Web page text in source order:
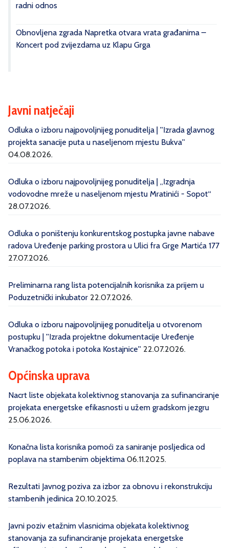
radni odnos
Obnovljena zgrada Napretka otvara vrata građanima –
Koncert pod zvijezdama uz Klapu Grga
Javni natječaji
Odluka o izboru najpovoljnijeg ponuditelja | ''Izrada glavnog
projekta sanacije puta u naseljenom mjestu Bukva''
04.08.2026.
Odluka o izboru najpovoljnijeg ponuditelja | „Izgradnja
vodovodne mreže u naseljenom mjestu Mratinići - Sopot“
28.07.2026.
Odluka o poništenju konkurentskog postupka javne nabave
radova Uređenje parking prostora u Ulici fra Grge Martića 177
27.07.2026.
Preliminarna rang lista potencijalnih korisnika za prijem u
Poduzetnički inkubator 22.07.2026.
Odluka o izboru najpovoljnijeg ponuditelja u otvorenom
postupku | ''Izrada projektne dokumentacije Uređenje
Vranačkog potoka i potoka Kostajnice'' 22.07.2026.
Općinska uprava
Nacrt liste objekata kolektivnog stanovanja za sufinanciranje
projekata energetske efikasnosti u užem gradskom jezgru
25.06.2026.
Konačna lista korisnika pomoći za saniranje posljedica od
poplava na stambenim objektima 06.11.2025.
Rezultati Javnog poziva za izbor za obnovu i rekonstrukciju
stambenih jedinica 20.10.2025.
Javni poziv etažnim vlasnicima objekata kolektivnog
stanovanja za sufinanciranje projekata energetske